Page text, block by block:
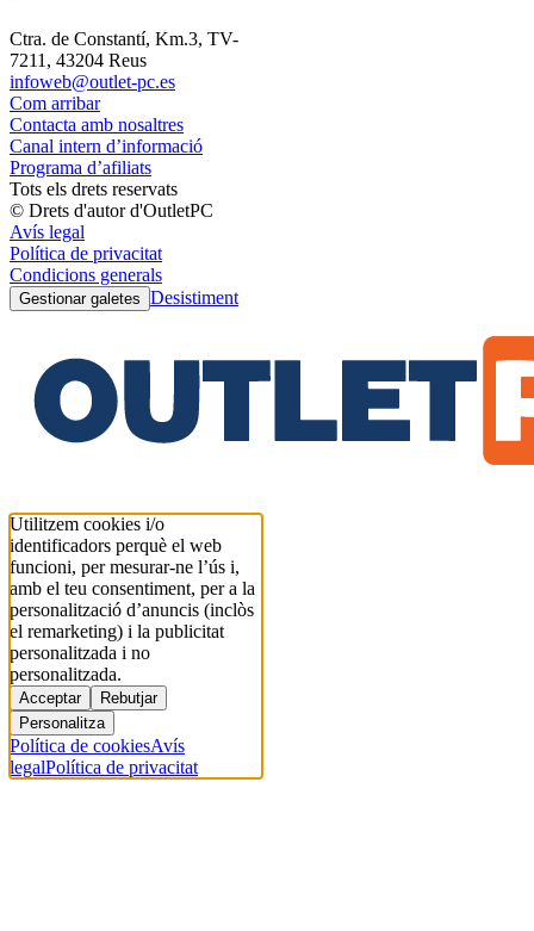
Ctra. de Constantí, Km.3, TV-
7211, 43204 Reus
infoweb@outlet-pc.es
Com arribar
Contacta amb nosaltres
Canal intern d’informació
Programa d’afiliats
Tots els drets reservats
© Drets d'autor d'OutletPC
Avís legal
Política de privacitat
Condicions generals
Gestionar galetes Desistiment
Utilitzem cookies i/o
identificadors perquè el web
funcioni, per mesurar-ne l’ús i,
amb el teu consentiment, per a la
personalització d’anuncis (inclòs
el remarketing) i la publicitat
personalitzada i no
personalitzada.
Acceptar
Rebutjar
Personalitza
Política de cookiesAvís
legalPolítica de privacitat